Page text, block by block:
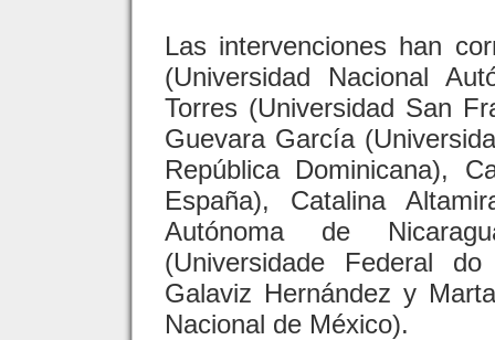
Las intervenciones han
(Universidad Nacional
Torres (Universidad San
Guevara García
República Dominicana),
España), Catalina
Autónoma de
(Universidade Federal
Galaviz Hernández y
Nacional de México).